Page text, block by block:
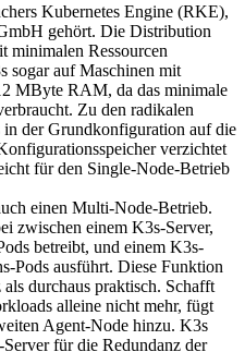
Kubernetes Engine (RKE),
gehört. Die Distribution
minimalen Ressourcen
sogar auf Maschinen mit
MByte RAM, da das minimale
Zu den radikalen
in der Grundkonfiguration auf die
verzichtet
für den Single-Node-Betrieb
einen Multi-Node-Betrieb.
zwischen einem K3s-Server,
betreibt, und einem K3s-
Pods ausführt. Diese Funktion
durchaus praktisch. Schafft
alleine nicht mehr, fügt
Agent-Node hinzu. K3s
für die Redundanz der